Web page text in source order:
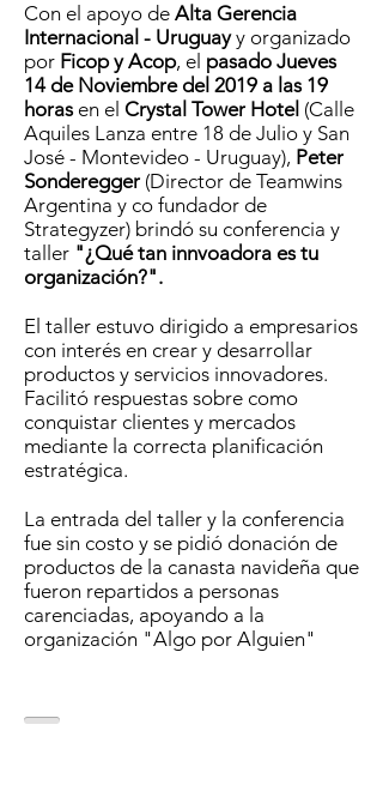
Con el apoyo de Alta Gerencia
Internacional - Uruguayy organizado
por Ficop y Acop, el pasado Jueves
14 de Noviembre del 2019 a las 19
horas en el Crystal Tower Hotel (Calle
Aquiles Lanza entre 18 de Julio y San
José - Montevideo - Uruguay), Peter
Sonderegger (Director de Teamwins
Argentina y co fundador de
Strategyzer) brindó su conferencia y
taller "¿Qué tan innvoadora es tu
organización?".
El taller estuvo dirigido a empresarios
con interés en crear y desarrollar
productos y servicios innovadores.
Facilitó respuestas sobre como
conquistar clientes y mercados
mediante la correcta planificación
estratégica.
La entrada del taller y la conferencia
fue sin costo y se pidió donación de
productos de la canasta navideña que
fueron repartidos a personas
carenciadas, apoyando a la
organización "Algo por Alguien"